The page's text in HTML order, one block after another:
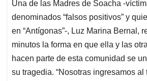
Una de las Madres de Soacha -
denominados “falsos positivos” y
en “Antígonas”-, Luz Marina Bernal,
minutos la forma en que ella y las
hacen parte de esta comunidad se
su tragedia. “Nosotras ingresamos al